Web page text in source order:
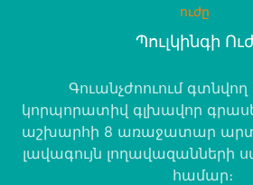
​​​​​​​Պուլկինգի
Գուանչժոուում գտնվող
կորպորատիվ գլխավոր
աշխարհի 8 առաջատար
լավագույն լողավազանների
համար։